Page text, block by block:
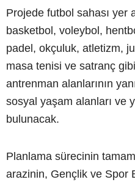
Projede futbol sahası yer
basketbol, voleybol,
padel, okçuluk, atletizm,
masa tenisi ve satranç
antrenman alanlarının
sosyal yaşam alanları ve
bulunacak.
Planlama sürecinin
arazinin, Gençlik ve Spor